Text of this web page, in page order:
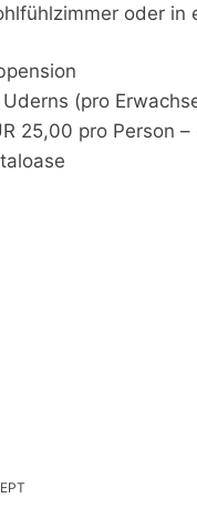
oder in
(pro
25,00 pro Person